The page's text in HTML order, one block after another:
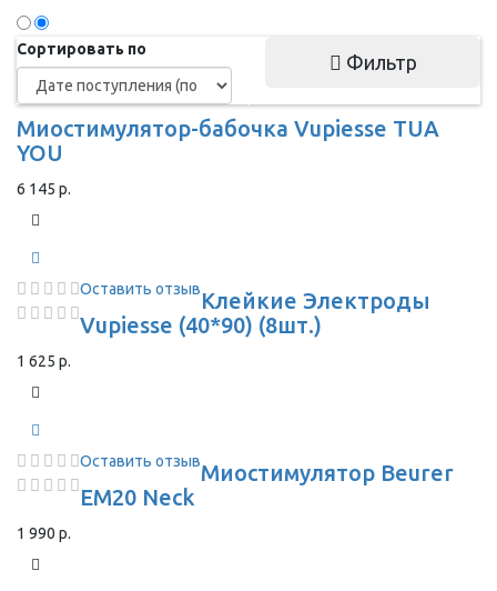
Сортировать по
Фильтр
Миостимулятор-бабочка Vupiesse TUA
YOU
6 145 р.
Оставить отзывКлейкие Электроды
Vupiesse (40*90) (8шт.)
1 625 р.
Оставить отзывМиостимулятор Beurer
EM20 Neck
1 990 р.